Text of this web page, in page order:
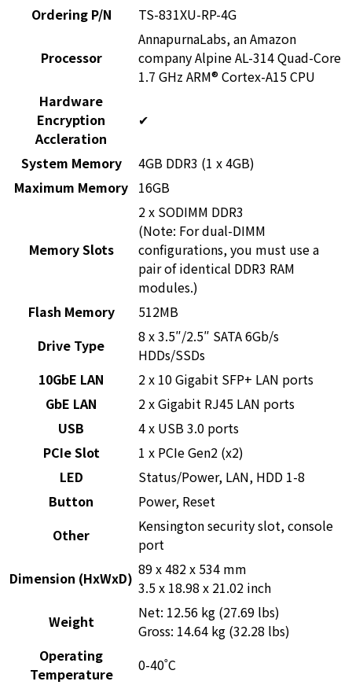
Ordering P/N TS-831XU-RP-4G
Processor
AnnapurnaLabs, an Amazon
company Alpine AL-314 Quad-Core
1.7 GHz ARM® Cortex-A15 CPU
Hardware
Encryption
Accleration
✔
System Memory
4GB DDR3 (1 x 4GB)
Maximum Memory 16GB
Memory Slots
2 x SODIMM DDR3
(Note: For dual-DIMM
configurations, you must use a
pair of identical DDR3 RAM
modules.)
Flash Memory
512MB
Drive Type
8 x 3.5″/2.5″ SATA 6Gb/s
HDDs/SSDs
10GbE LAN
2 x 10 Gigabit SFP+ LAN ports
GbE LAN
2 x Gigabit RJ45 LAN ports
USB
4 x USB 3.0 ports
PCIe Slot
1 x PCIe Gen2 (x2)
LED
Status/Power, LAN, HDD 1-8
Button
Power, Reset
Other
Kensington security slot, console
port
Dimension (HxWxD) 89 x 482 x 534 mm
3.5 x 18.98 x 21.02 inch
Weight
Net: 12.56 kg (27.69 lbs)
Gross: 14.64 kg (32.28 lbs)
Operating
Temperature
0-40˚C